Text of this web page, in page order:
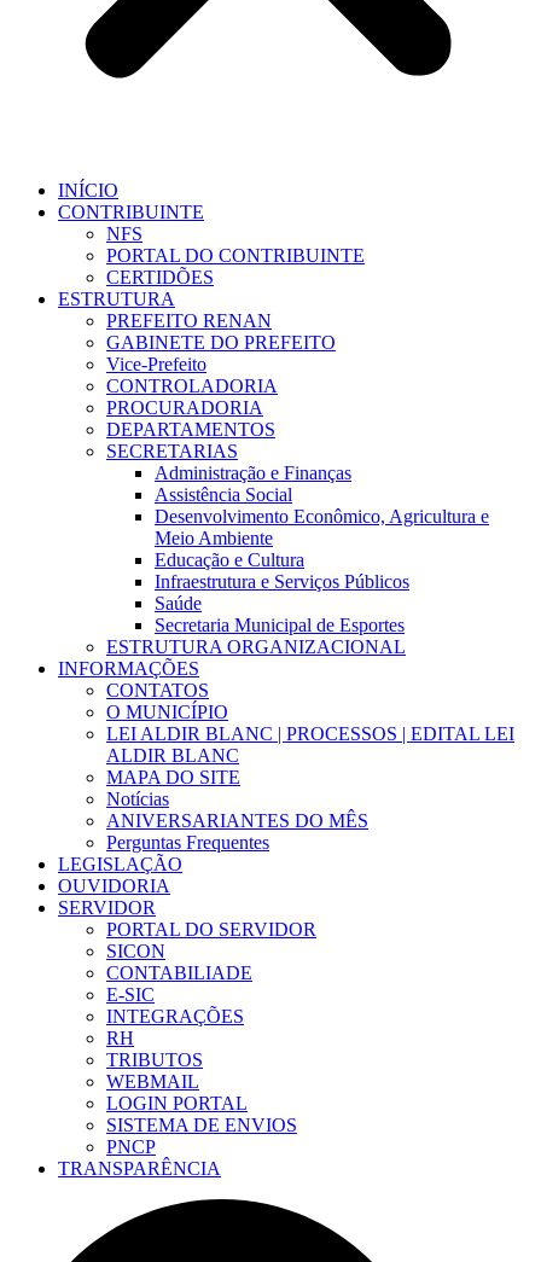
INÍCIO
CONTRIBUINTE
NFS
PORTAL DO CONTRIBUINTE
CERTIDÕES
ESTRUTURA
PREFEITO RENAN
GABINETE DO PREFEITO
Vice-Prefeito
CONTROLADORIA
PROCURADORIA
DEPARTAMENTOS
SECRETARIAS
Administração e Finanças
Assistência Social
Desenvolvimento Econômico, Agricultura e
Meio Ambiente
Educação e Cultura
Infraestrutura e Serviços Públicos
Saúde
Secretaria Municipal de Esportes
ESTRUTURA ORGANIZACIONAL
INFORMAÇÕES
CONTATOS
O MUNICÍPIO
LEI ALDIR BLANC | PROCESSOS | EDITAL LEI
ALDIR BLANC
MAPA DO SITE
Notícias
ANIVERSARIANTES DO MÊS
Perguntas Frequentes
LEGISLAÇÃO
OUVIDORIA
SERVIDOR
PORTAL DO SERVIDOR
SICON
CONTABILIADE
E-SIC
INTEGRAÇÕES
RH
TRIBUTOS
WEBMAIL
LOGIN PORTAL
SISTEMA DE ENVIOS
PNCP
TRANSPARÊNCIA